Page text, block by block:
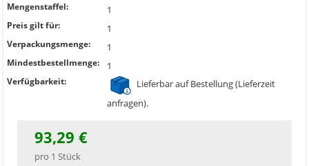
Mengenstaffel: 1
Preis gilt für: 1
Verpackungsmenge: 1
Mindestbestellmenge: 1
Verfügbarkeit:
Lieferbar auf Bestellung (Lieferzeit
anfragen).
93,29 €
pro 1 Stück